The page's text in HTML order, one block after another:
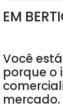
EM
Você
porque o
mercado.